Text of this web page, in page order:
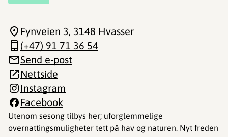
Utenom sesong tilbys her; uforglemmelige
overnattingsmuligheter tett på hav og naturen. Nyt freden
Fynveien 3, 3148 Hvasser
(+47) 91 71 36 54
Send e-post
Nettside
Instagram
Facebook